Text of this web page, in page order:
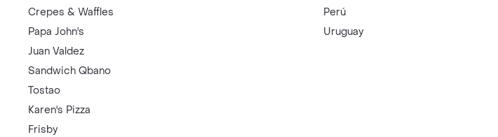
Crepes & Waffles
Papa John's
Juan Valdez
Sandwich Qbano
Tostao
Karen's Pizza
Frisby
Perú
Uruguay